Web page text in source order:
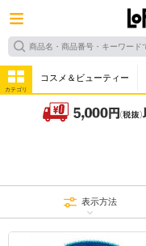
カテゴリ
コスメ＆ビューティー
表示方法